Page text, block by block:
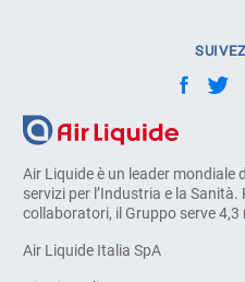
Air Liquide è un leader mondiale
servizi per l’Industria e la
collaboratori, il Gruppo serve
Air Liquide Italia SpA